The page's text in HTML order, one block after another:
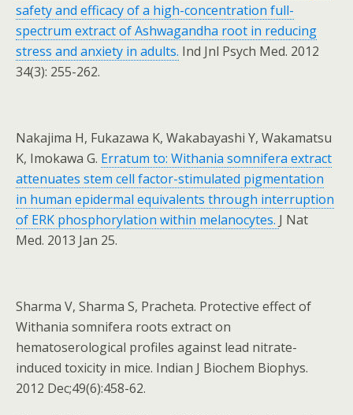
safety and efficacy of a high-concentration full-
spectrum extract of Ashwagandha root in reducing
stress and anxiety in adults. Ind Jnl Psych Med. 2012
34(3): 255-262.
Nakajima H, Fukazawa K, Wakabayashi Y, Wakamatsu
K, Imokawa G. Erratum to: Withania somnifera extract
attenuates stem cell factor-stimulated pigmentation
in human epidermal equivalents through interruption
of ERK phosphorylation within melanocytes. J Nat
Med. 2013 Jan 25.
Sharma V, Sharma S, Pracheta. Protective effect of
Withania somnifera roots extract on
hematoserological profiles against lead nitrate-
induced toxicity in mice. Indian J Biochem Biophys.
2012 Dec;49(6):458-62.